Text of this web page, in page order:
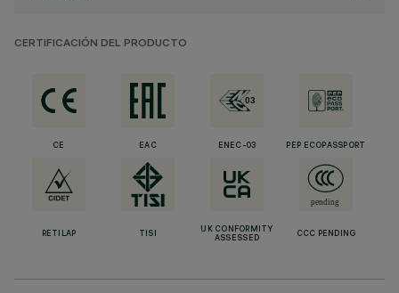
CERTIFICACIÓN DEL PRODUCTO
CE EAC ENEC-03 PEP ECOPASSPORT
RETILAP TISI
UK CONFORMITY
ASSESSED
CCC PENDING